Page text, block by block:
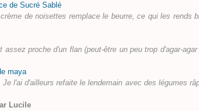
de Sucré Sablé
de noisettes remplace le beurre, ce qui les rends
proche d'un flan (peut-être un peu trop d'agar-agar
maya
l'ai d'ailleurs refaite le lendemain avec des légumes
Lucile